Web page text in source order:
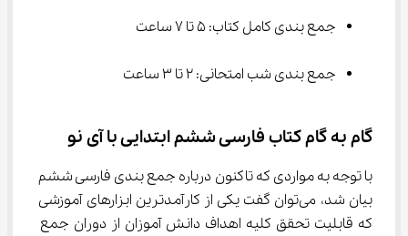
جمع بندی کامل کتاب: 5 تا 7 ساعت
جمع بندی شب امتحانی: 2 تا 3 ساعت
گام به گام کتاب فارسی ششم ابتدایی با آی نو
با توجه به مواردی که تاکنون درباره جمع بندی فارسی ششم
بیان شد، می‌توان گفت یکی از کارآمدترین ابزارهای آموزشی
که قابلیت تحقق کلیه اهداف دانش آموزان از دوران جمع